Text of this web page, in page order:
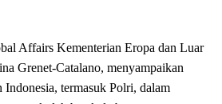
Affairs Kementerian Eropa dan Luar
Grenet-Catalano, menyampaikan
Indonesia, termasuk Polri, dalam